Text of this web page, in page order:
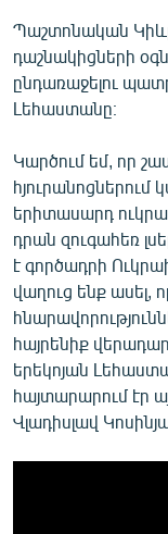
Պաշտոնական Կիևը
դաշնակիցների
ընդառաջելու
Լեհաստանը։
Կարծում եմ, որ
երիտասարդ
դրան զուգահեռ
է գործադրի
վաղուց ենք ասել,
հայրենիք
երեկոյան
հայտարարում էր
Վլադիսլավ